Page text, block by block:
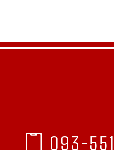
093-